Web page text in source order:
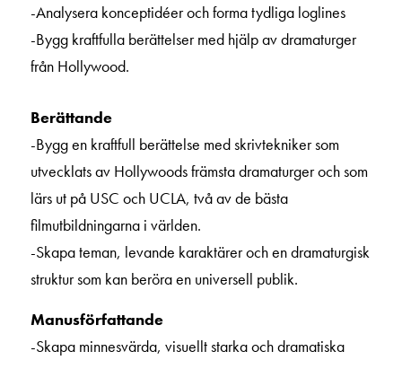
-Analysera konceptidéer och forma tydliga loglines
-Bygg kraftfulla berättelser med hjälp av dramaturger
från Hollywood.
Berättande
-Bygg en kraftfull berättelse med skrivtekniker som
utvecklats av Hollywoods främsta dramaturger och som
lärs ut på USC och UCLA, två av de bästa
filmutbildningarna i världen.
-Skapa teman, levande karaktärer och en dramaturgisk
struktur som kan beröra en universell publik.
Manusförfattande
-Skapa minnesvärda, visuellt starka och dramatiska